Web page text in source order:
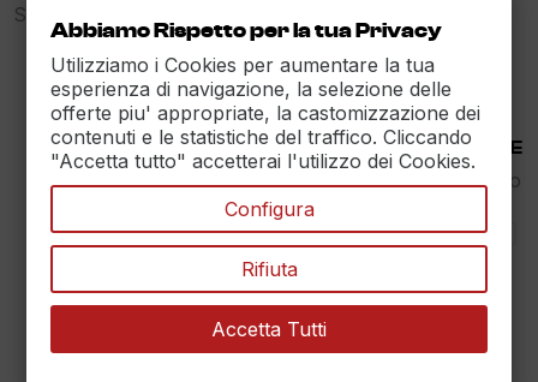
Spedizione gratuita sopra i
89€
30 DAYS RETURN
Reso Garantito entro
100% PAYMENT SECURE
Assicuriamo il pagamento
MAXET SRL
››Dati aziendali
Abbiamo Rispetto per la tua Privacy
Utilizziamo i Cookies per aumentare la tua
esperienza di navigazione, la selezione delle
offerte piu' appropriate, la castomizzazione dei
contenuti e le statistiche del traffico. Cliccando
"Accetta tutto" accetterai l'utilizzo dei Cookies.
Configura
Rifiuta
Accetta Tutti